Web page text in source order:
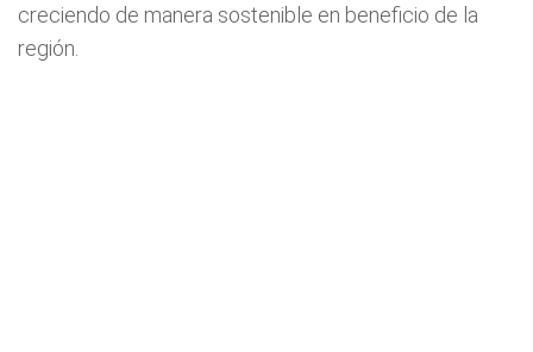
creciendo de manera sostenible en beneficio de la
región.